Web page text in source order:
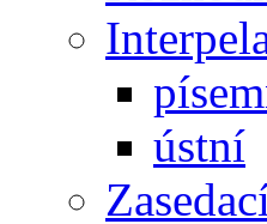
ústní